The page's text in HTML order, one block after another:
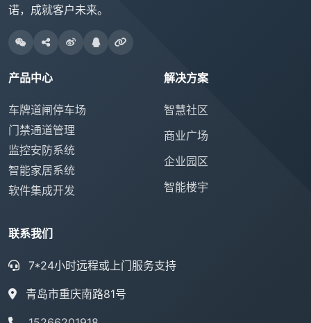
诺，成就客户未来。
产品中心
车牌道闸停车场
门禁通道管理
监控安防系统
智能家居系统
软件集成开发
解决方案
智慧社区
商业广场
企业园区
智能楼宇
联系我们
7*24小时远程或上门服务支持
青岛市重庆南路81号